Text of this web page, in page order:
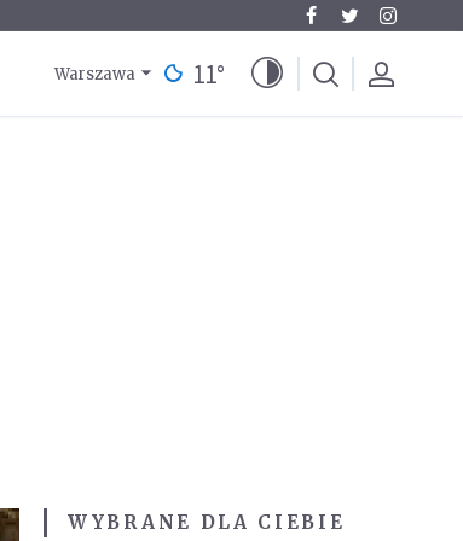
Warszawa 11°
WYBRANE DLA CIEBIE